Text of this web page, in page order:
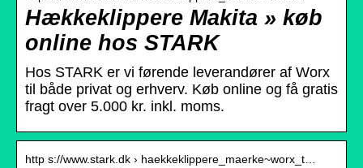
Hækkeklippere Makita » køb
online hos STARK
Hos STARK er vi førende leverandører af Worx
til både privat og erhverv. Køb online og få gratis
fragt over 5.000 kr. inkl. moms.
http s://www.stark.dk › haekkeklippere_maerke~worx_t…